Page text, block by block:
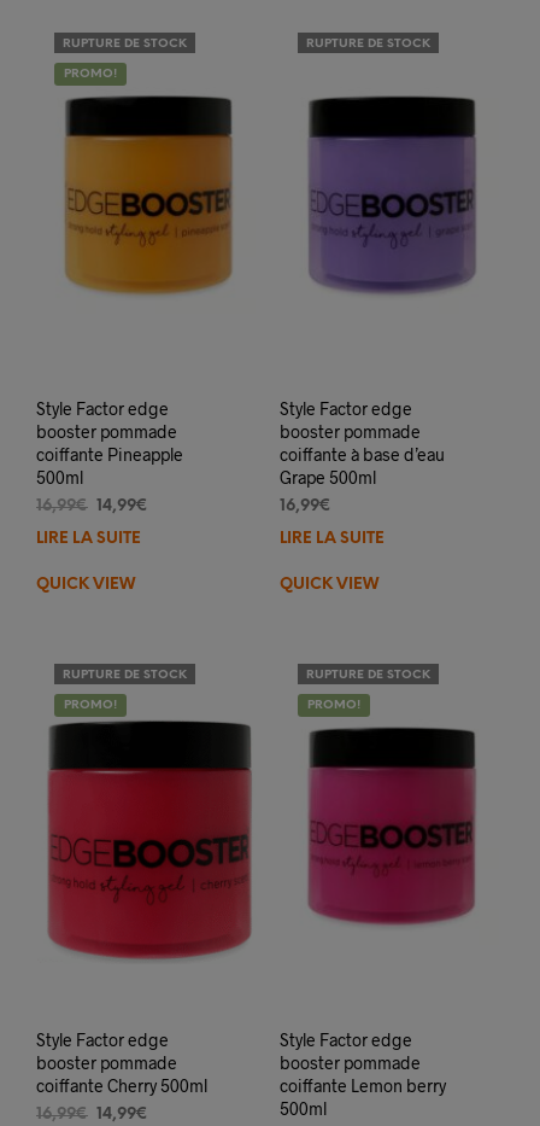
RUPTURE DE STOCK
PROMO!
Style Factor edge
booster pommade
coiffante Pineapple
500ml
16,99€ Le
prix
était :
14,99€
LIRE LA SUITE
QUICK VIEW
RUPTURE DE STOCK
Style Factor edge
booster pommade
coiffante à base d’eau
Grape 500ml
16,99€
LIRE LA SUITE
QUICK VIEW
RUPTURE DE STOCK
PROMO!
Style Factor edge
booster pommade
coiffante Cherry 500ml
16,99€ Le
14,99€
RUPTURE DE STOCK
PROMO!
Style Factor edge
booster pommade
coiffante Lemon berry
500ml